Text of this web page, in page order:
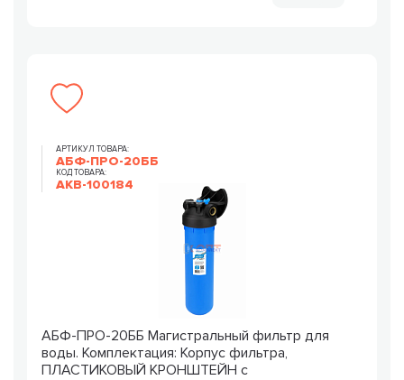
АРТИКУЛ ТОВАРА:
АБФ-ПРО-20ББ
КОД ТОВАРА:
AKB-100184
АБФ-ПРО-20ББ Магистральный фильтр для
воды. Комплектация: Корпус фильтра,
ПЛАСТИКОВЫЙ КРОНШТЕЙН с